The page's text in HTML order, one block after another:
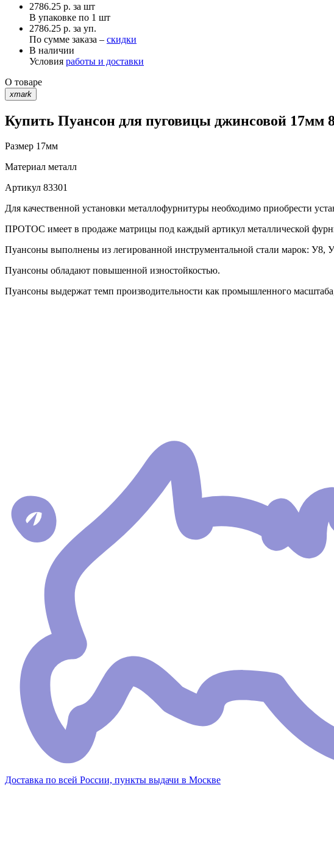
2786.25 р. за шт
В упаковке по 1 шт
2786.25 р. за уп.
По сумме заказа – скидки
В наличии
Условия работы и доставки
О товаре
xmark
Купить Пуансон для пуговицы джинсовой 17мм
Размер 17мм
Материал металл
Артикул 83301
Для качественной установки металлофурнитуры необходимо приобрести
ПРОТОС имеет в продаже матрицы под каждый артикул металлической
Пуансоны выполнены из легированной инструментальной стали марок:
Пуансоны обладают повышенной изностойкостью.
Пуансоны выдержат темп производительности как промышленного
Доставка по всей России, пункты выдачи в Москве